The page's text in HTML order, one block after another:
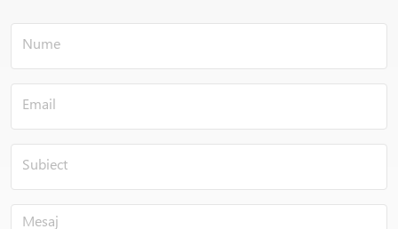
RECOMMENDED PIGMENT PROPERTIES
Lysopac Yellow 7010C
excelenta,